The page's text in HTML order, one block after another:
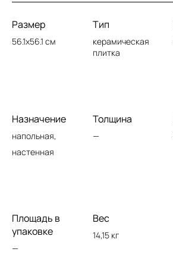
Размер
56.1x56.1 см
Тип
керамическая
плитка
Назначение
напольная,
настенная
Толщина
—
Площадь в
упаковке
—
Вес
14,15 кг